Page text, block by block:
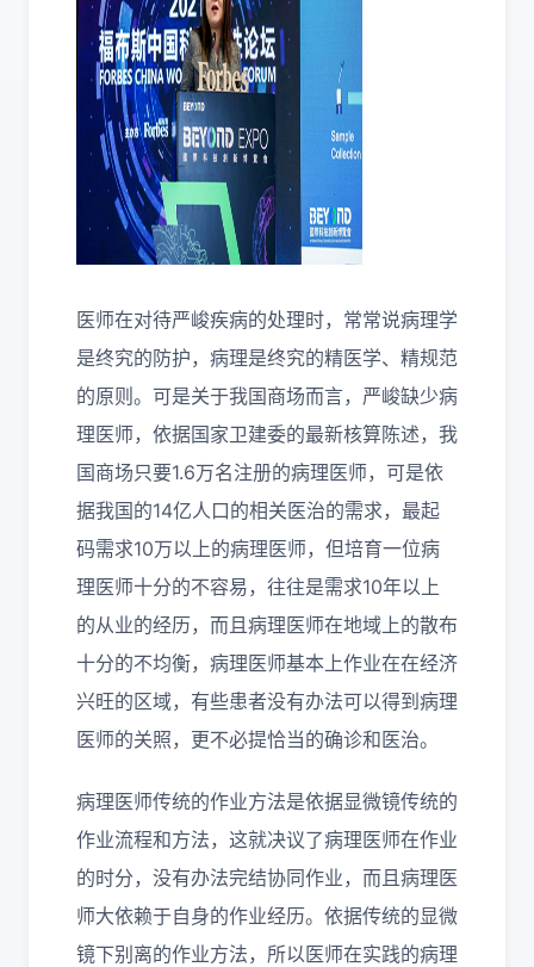
医师在对待严峻疾病的处理时，常常说病理学
是终究的防护，病理是终究的精医学、精规范
的原则。可是关于我国商场而言，严峻缺少病
理医师，依据国家卫建委的最新核算陈述，我
国商场只要1.6万名注册的病理医师，可是依
据我国的14亿人口的相关医治的需求，最起
码需求10万以上的病理医师，但培育一位病
理医师十分的不容易，往往是需求10年以上
的从业的经历，而且病理医师在地域上的散布
十分的不均衡，病理医师基本上作业在在经济
兴旺的区域，有些患者没有办法可以得到病理
医师的关照，更不必提恰当的确诊和医治。
病理医师传统的作业方法是依据显微镜传统的
作业流程和方法，这就决议了病理医师在作业
的时分，没有办法完结协同作业，而且病理医
师大依赖于自身的作业经历。依据传统的显微
镜下别离的作业方法，所以医师在实践的病理